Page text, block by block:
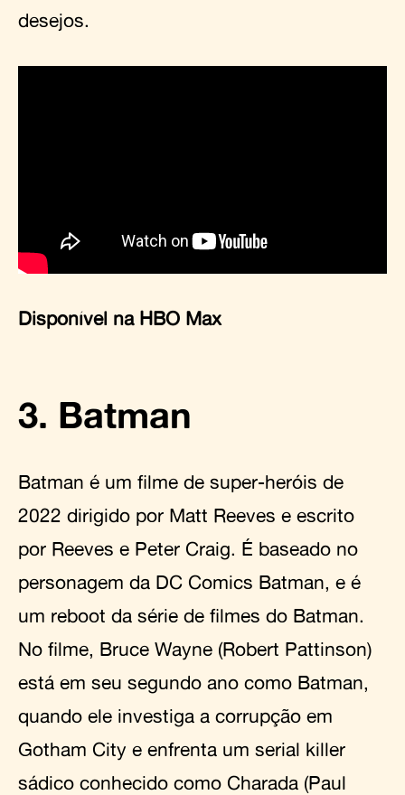
desejos.
Disponível na HBO Max
3. Batman
Batman é um filme de super-heróis de
2022 dirigido por Matt Reeves e escrito
por Reeves e Peter Craig. É baseado no
personagem da DC Comics Batman, e é
um reboot da série de filmes do Batman.
No filme, Bruce Wayne (Robert Pattinson)
está em seu segundo ano como Batman,
quando ele investiga a corrupção em
Gotham City e enfrenta um serial killer
sádico conhecido como Charada (Paul